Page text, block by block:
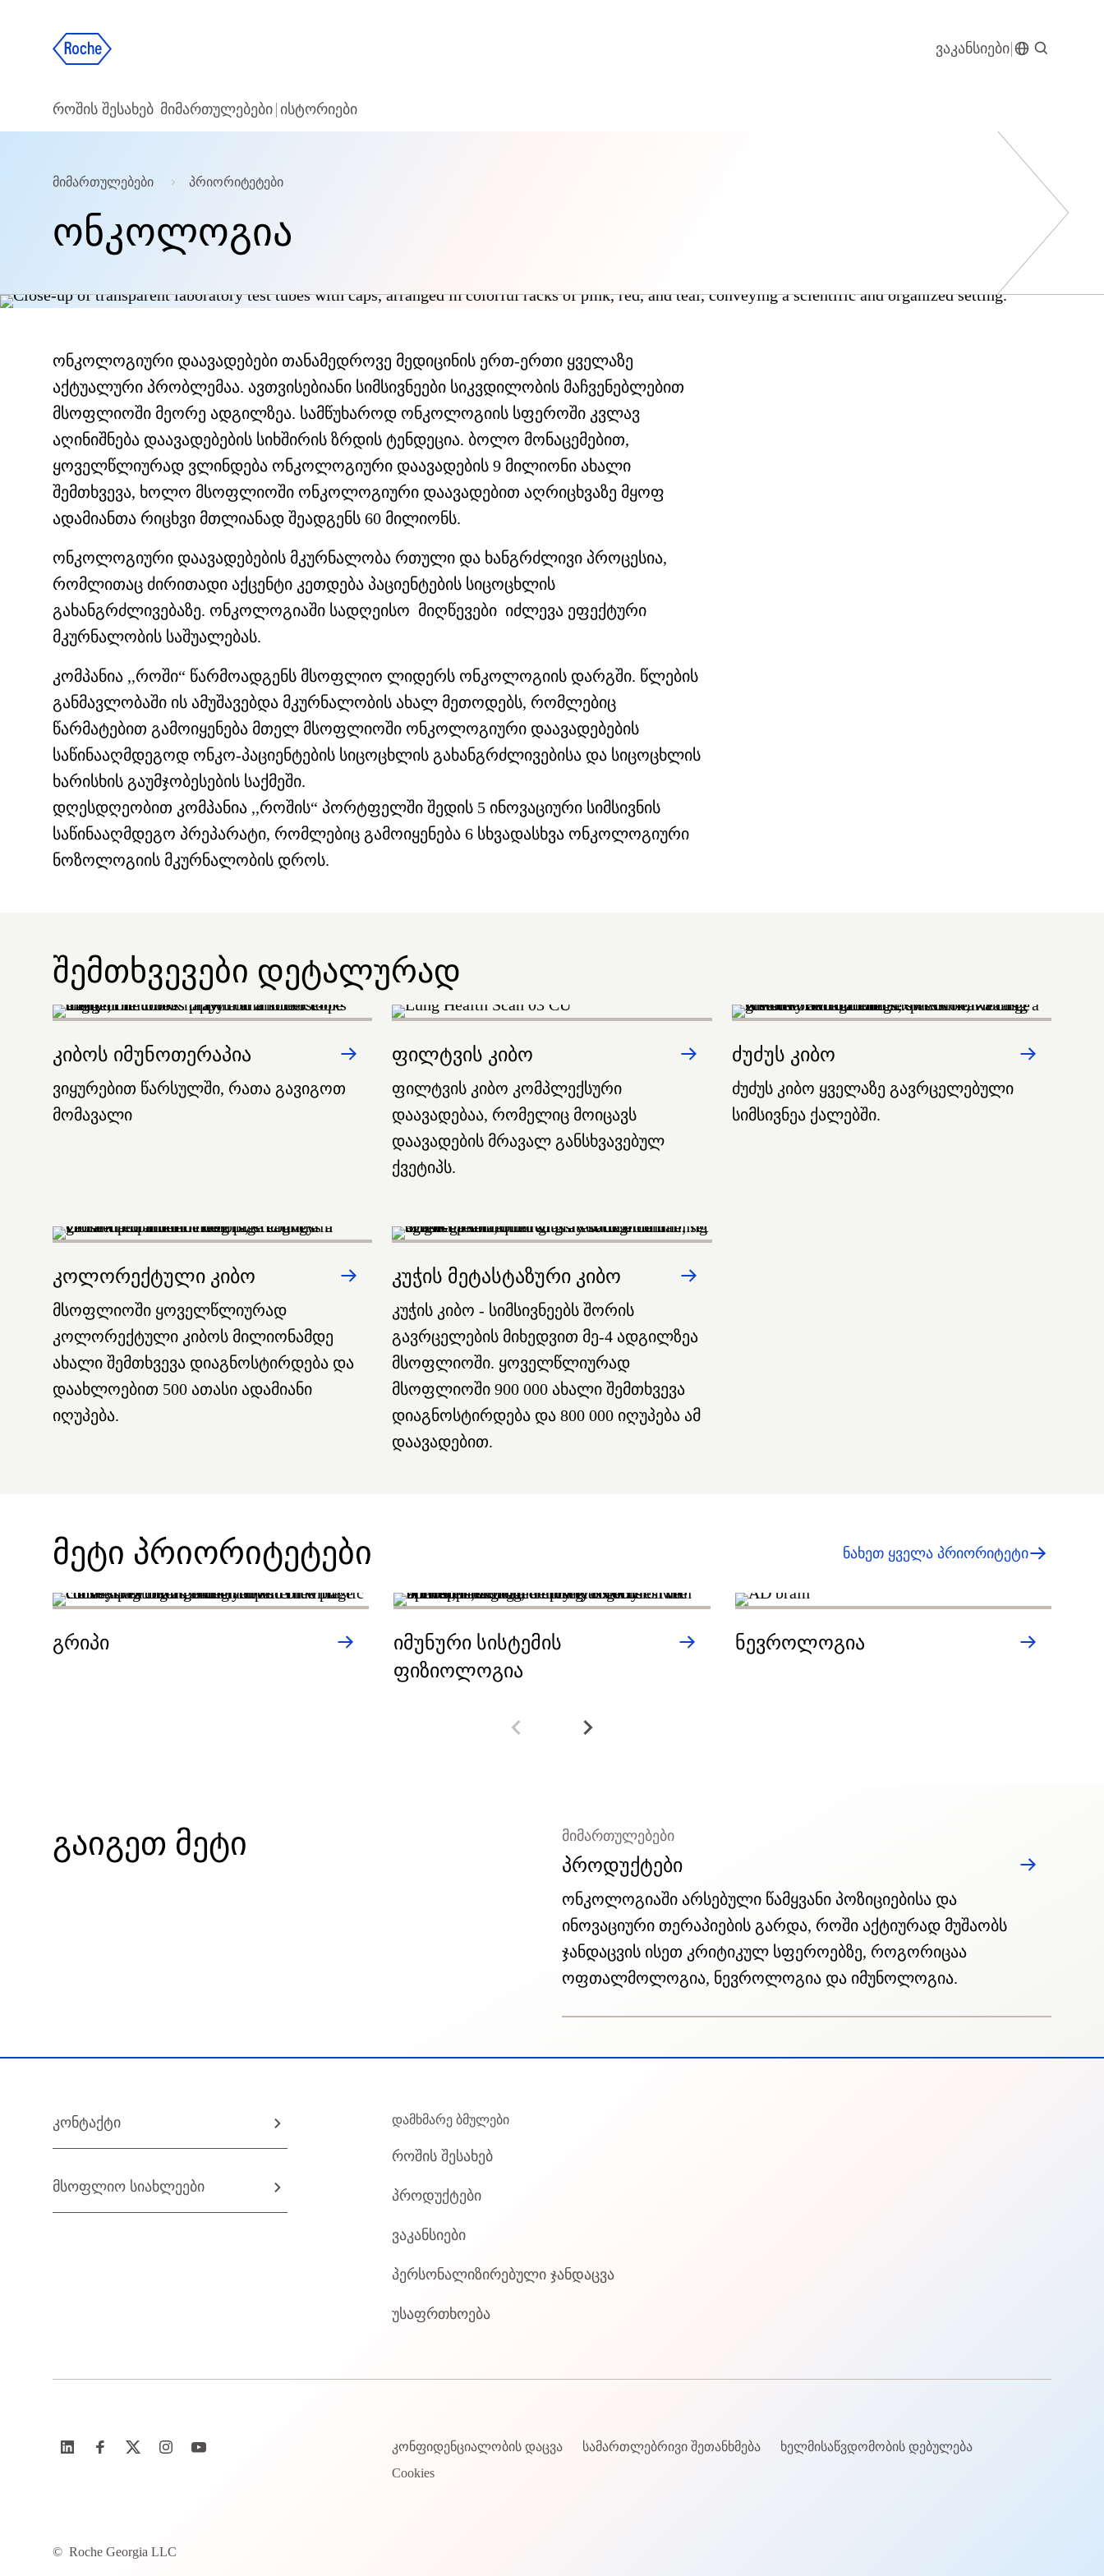
ვაკანსიები
როშის შესახებ მიმართულებები ისტორიები
მიმართულებები პრიორიტეტები
ონკოლოგია
ონკოლოგიური დაავადებები თანამედროვე მედიცინის ერთ-ერთი ყველაზე
აქტუალური პრობლემაა. ავთვისებიანი სიმსივნეები სიკვდილობის მაჩვენებლებით
მსოფლიოში მეორე ადგილზეა. სამწუხაროდ ონკოლოგიის სფეროში კვლავ
აღინიშნება დაავადებების სიხშირის ზრდის ტენდეცია. ბოლო მონაცემებით,
ყოველწლიურად ვლინდება ონკოლოგიური დაავადების 9 მილიონი ახალი
შემთხვევა, ხოლო მსოფლიოში ონკოლოგიური დაავადებით აღრიცხვაზე მყოფ
ადამიანთა რიცხვი მთლიანად შეადგენს 60 მილიონს.
ონკოლოგიური დაავადებების მკურნალობა რთული და ხანგრძლივი პროცესია,
რომლითაც ძირითადი აქცენტი კეთდება პაციენტების სიცოცხლის
გახანგრძლივებაზე. ონკოლოგიაში სადღეისო მიღწევები იძლევა ეფექტური
მკურნალობის საშუალებას.
კომპანია ,,როში“ წარმოადგენს მსოფლიო ლიდერს ონკოლოგიის დარგში. წლების
განმავლობაში ის ამუშავებდა მკურნალობის ახალ მეთოდებს, რომლებიც
წარმატებით გამოიყენება მთელ მსოფლიოში ონკოლოგიური დაავადებების
საწინააღმდეგოდ ონკო-პაციენტების სიცოცხლის გახანგრძლივებისა და სიცოცხლის
ხარისხის გაუმჯობესების საქმეში.
დღესდღეობით კომპანია ,,როშის“ პორტფელში შედის 5 ინოვაციური სიმსივნის
საწინააღმდეგო პრეპარატი, რომლებიც გამოიყენება 6 სხვადასხვა ონკოლოგიური
ნოზოლოგიის მკურნალობის დროს.
შემთხვევები დეტალურად
კიბოს იმუნოთერაპია
ვიყურებით წარსულში, რათა გავიგოთ
მომავალი
ფილტვის კიბო
ფილტვის კიბო კომპლექსური
დაავადებაა, რომელიც მოიცავს
დაავადების მრავალ განსხვავებულ
ქვეტიპს.
ძუძუს კიბო
ძუძუს კიბო ყველაზე გავრცელებული
სიმსივნეა ქალებში.
კოლორექტული კიბო
მსოფლიოში ყოველწლიურად
კოლორექტული კიბოს მილიონამდე
ახალი შემთხვევა დიაგნოსტირდება და
დაახლოებით 500 ათასი ადამიანი
იღუპება.
კუჭის მეტასტაზური კიბო
კუჭის კიბო - სიმსივნეებს შორის
გავრცელების მიხედვით მე-4 ადგილზეა
მსოფლიოში. ყოველწლიურად
მსოფლიოში 900 000 ახალი შემთხვევა
დიაგნოსტირდება და 800 000 იღუპება ამ
დაავადებით.
მეტი პრიორიტეტები ნახეთ ყველა პრიორიტეტი
გრიპი
იმუნური სისტემის
ფიზიოლოგია
ნევროლოგია
გაიგეთ მეტი
პროდუქტები
მიმართულებები
ონკოლოგიაში არსებული წამყვანი პოზიციებისა და
ინოვაციური თერაპიების გარდა, როში აქტიურად მუშაობს
ჯანდაცვის ისეთ კრიტიკულ სფეროებზე, როგორიცაა
ოფთალმოლოგია, ნევროლოგია და იმუნოლოგია.
კონტაქტი
მსოფლიო სიახლეები
დამხმარე ბმულები
როშის შესახებ
პროდუქტები
ვაკანსიები
პერსონალიზირებული ჯანდაცვა
უსაფრთხოება
კონფიდენციალობის დაცვა სამართლებრივი შეთანხმება
ხელმისაწვდომობის დებულება
Cookies
© Roche Georgia LLC